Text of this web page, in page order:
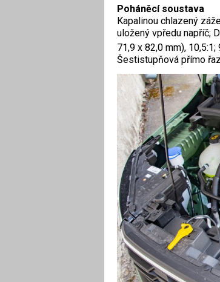
Poháněcí soustava
Kapalinou chlazený
uložený vpředu napříč;
71,9 x 82,0 mm),
Šestistupňová přímo